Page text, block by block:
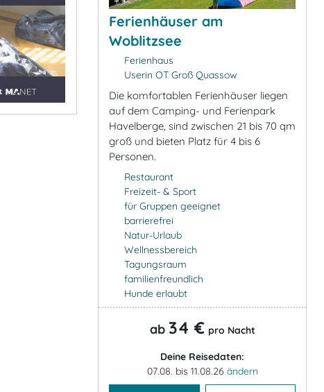
Ferienhäuser am
Woblitzsee
Ferienhaus
Userin OT Groß Quassow
Die komfortablen Ferienhäuser liegen
auf dem Camping- und Ferienpark
Havelberge, sind zwischen 21 bis 70 qm
groß und bieten Platz für 4 bis 6
Personen.
Restaurant
Freizeit- & Sport
für Gruppen geeignet
barrierefrei
Natur-Urlaub
Wellnessbereich
Tagungsraum
familienfreundlich
Hunde erlaubt
ab 34 € pro Nacht
Deine Reisedaten:
07.08. bis 11.08.26 ändern